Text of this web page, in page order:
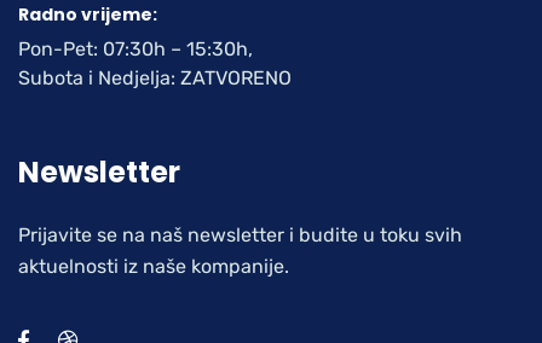
Radno vrijeme:
Pon-Pet: 07:30h – 15:30h,
Subota i Nedjelja: ZATVORENO
Newsletter
Prijavite se na naš newsletter i budite u toku svih
aktuelnosti iz naše kompanije.